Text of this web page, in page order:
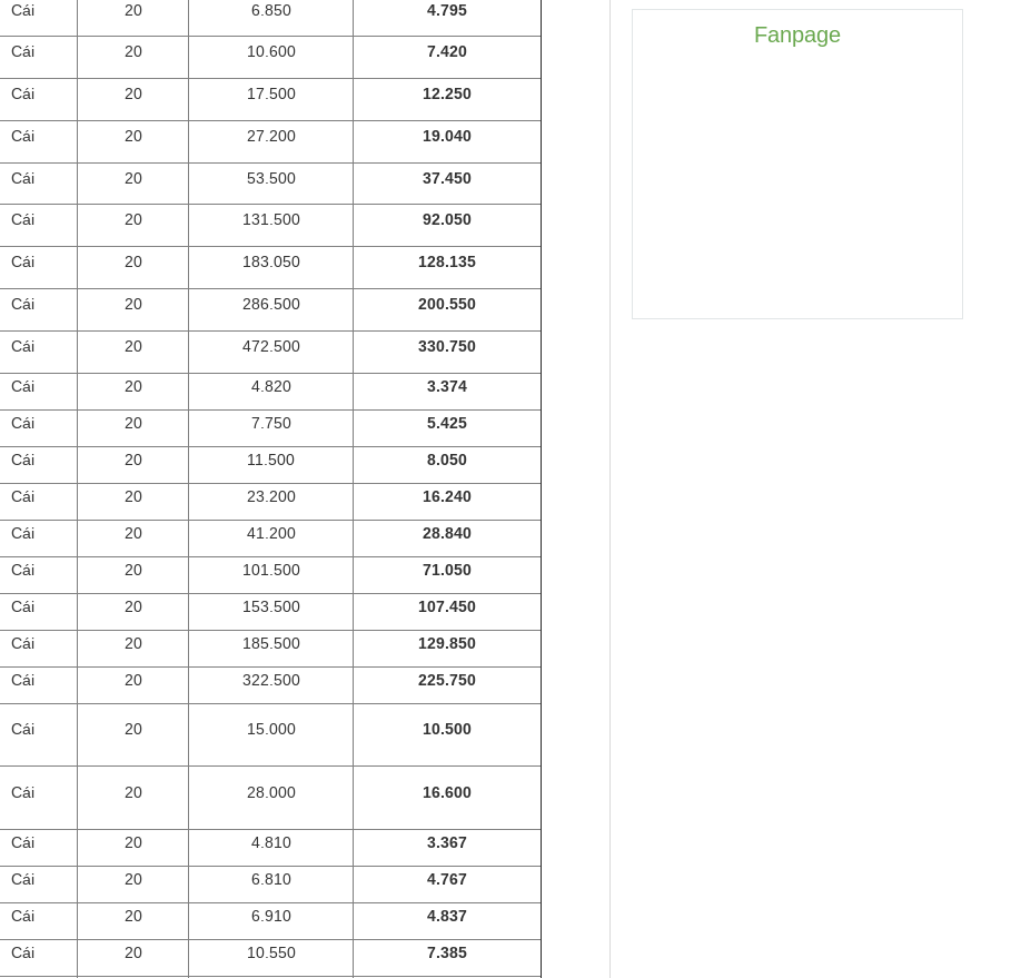
Cái 20 6.850 4.795
Cái 20 10.600 7.420
Cái 20 17.500 12.250
Cái 20 27.200 19.040
Cái 20 53.500 37.450
Cái 20 131.500 92.050
Cái 20 183.050 128.135
Cái 20 286.500 200.550
Cái 20 472.500 330.750
Cái 20 4.820 3.374
Cái 20 7.750 5.425
Cái 20 11.500 8.050
Cái 20 23.200 16.240
Cái 20 41.200 28.840
Cái 20 101.500 71.050
Cái 20 153.500 107.450
Cái 20 185.500 129.850
Cái 20 322.500 225.750
Cái 20 15.000 10.500
Cái 20 28.000 16.600
Cái 20 4.810 3.367
Cái 20 6.810 4.767
Cái 20 6.910 4.837
Cái 20 10.550 7.385
Fanpage